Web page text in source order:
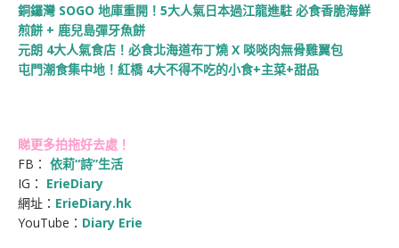
銅鑼灣 SOGO 地庫重開！5大人氣日本過江龍進駐 必食香脆海鮮
煎餅 + 鹿兒島彈牙魚餅
元朗 4大人氣食店！必食北海道布丁燒 X 啖啖肉無骨雞翼包
屯門潮食集中地！紅橋 4大不得不吃的小食+主菜+甜品
睇更多拍拖好去處！
FB： 依莉“詩”生活
IG： ErieDiary
網址： ErieDiary.hk
YouTube： Diary Erie